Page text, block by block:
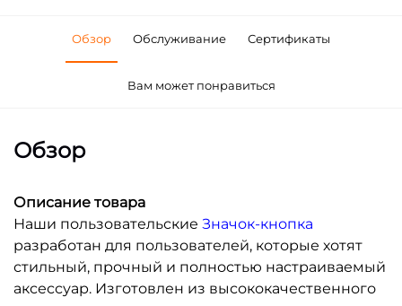
Обзор Обслуживание Сертификаты
Вам может понравиться
Обзор
Описание товара
Наши пользовательские Значок-кнопка
разработан для пользователей, которые хотят
стильный, прочный и полностью настраиваемый
аксессуар. Изготовлен из высококачественного